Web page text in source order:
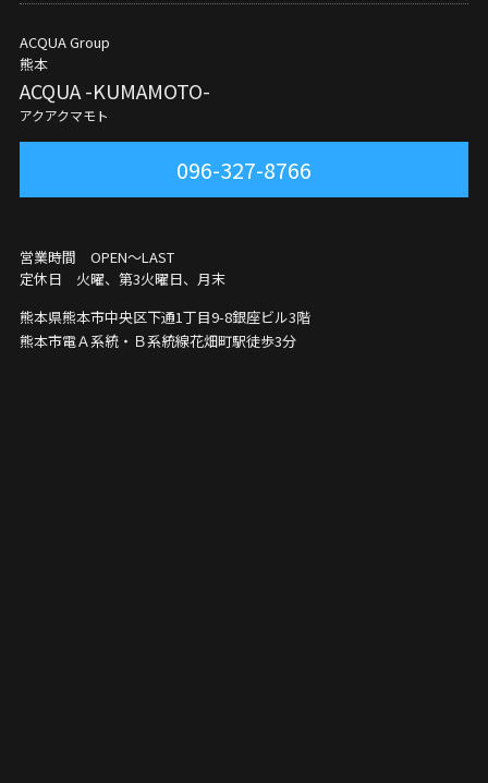
ACQUA Group
熊本
ACQUA -KUMAMOTO-
アクアクマモト
096-327-8766
営業時間 OPEN～LAST
定休日 火曜、第3火曜日、月末
熊本県熊本市中央区下通1丁目9-8銀座ビル3階
熊本市電Ａ系統・Ｂ系統線花畑町駅徒歩3分